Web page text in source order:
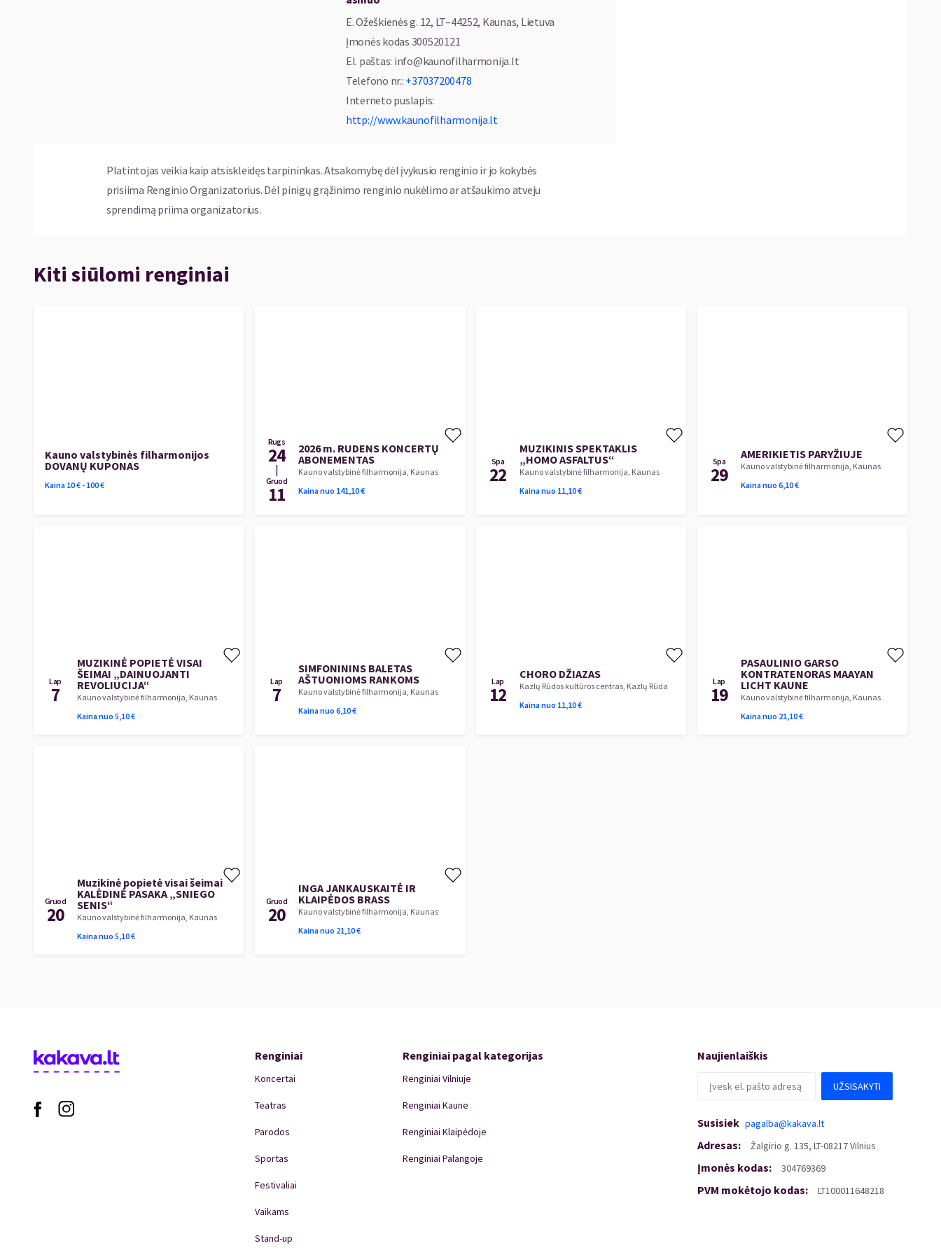
Kviečiame šį ypatingą laikotarpį švęsti drauge su muzika, kuri sujungia skirtingas kartas ir leidžia dar
kartą pasinerti į mylimiausių animacinių filmų pasaulį
E. Ožeškienės g. 12, LT–44252, Kaunas, Lietuva
Įmonės kodas 300520121
El. paštas: info@kaunofilharmonija.lt
Telefono nr.: +37037200478
Interneto puslapis:
http://www.kaunofilharmonija.lt
Platintojas veikia kaip atsiskleidęs tarpininkas. Atsakomybę dėl įvykusio renginio ir jo kokybės
prisiima Renginio Organizatorius. Dėl pinigų grąžinimo renginio nukėlimo ar atšaukimo atveju
sprendimą priima organizatorius.
Kiti siūlomi renginiai
Kauno valstybinės filharmonijos
DOVANŲ KUPONAS
Kaina 10€ - 100€
Rugs
24
|
Gruod
11
2026 m. RUDENS KONCERTŲ
ABONEMENTAS
Kauno valstybinė filharmonija, Kaunas
Kaina nuo 141,10€
Spa
22
MUZIKINIS SPEKTAKLIS
„HOMO ASFALTUS“
Kauno valstybinė filharmonija, Kaunas
Kaina nuo 11,10€
Spa
29
AMERIKIETIS PARYŽIUJE
Kauno valstybinė filharmonija, Kaunas
Kaina nuo 6,10€
Lap
7
MUZIKINĖ POPIETĖ VISAI
ŠEIMAI „DAINUOJANTI
REVOLIUCIJA“
Kauno valstybinė filharmonija, Kaunas
Kaina nuo 5,10€
Lap
7
SIMFONININS BALETAS
AŠTUONIOMS RANKOMS
Kauno valstybinė filharmonija, Kaunas
Kaina nuo 6,10€
Lap
12
CHORO DŽIAZAS
Kazlų Rūdos kultūros centras, Kazlų Rūda
Kaina nuo 11,10€
Lap
19
PASAULINIO GARSO
KONTRATENORAS MAAYAN
LICHT KAUNE
Kauno valstybinė filharmonija, Kaunas
Kaina nuo 21,10€
Gruod
20
Muzikinė popietė visai šeimai
KALĖDINĖ PASAKA „SNIEGO
SENIS“
Kauno valstybinė filharmonija, Kaunas
Kaina nuo 5,10€
Gruod
20
INGA JANKAUSKAITĖ IR
KLAIPĖDOS BRASS
Kauno valstybinė filharmonija, Kaunas
Kaina nuo 21,10€
Renginiai
Koncertai
Teatras
Parodos
Sportas
Festivaliai
Vaikams
Stand-up
Renginiai pagal kategorijas
Renginiai Vilniuje
Renginiai Kaune
Renginiai Klaipėdoje
Renginiai Palangoje
Naujienlaiškis
UŽSISAKYTI
Susisiek pagalba@kakava.lt
Adresas: Žalgirio g. 135, LT-08217 Vilnius
Įmonės kodas: 304769369
PVM mokėtojo kodas: LT100011648218